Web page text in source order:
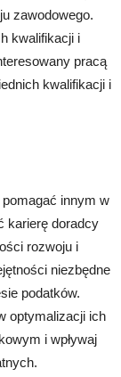
zawodowego.
kwalifikacji i
pracą
kwalifikacji i
innym w
karierę doradcy
rozwoju i
niezbędne
podatków.
optymalizacji ich
i wpływaj